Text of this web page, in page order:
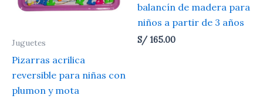
Juguetes
Pizarras acrilica
reversible para niñas con
plumon y mota
balancín de madera para
niños a partir de 3 años
S/165.00